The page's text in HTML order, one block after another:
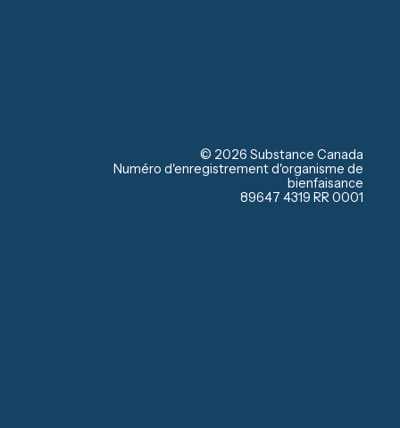
© 2026 Substance Canada
Numéro d'enregistrement d'organisme de
bienfaisance
89647 4319 RR 0001